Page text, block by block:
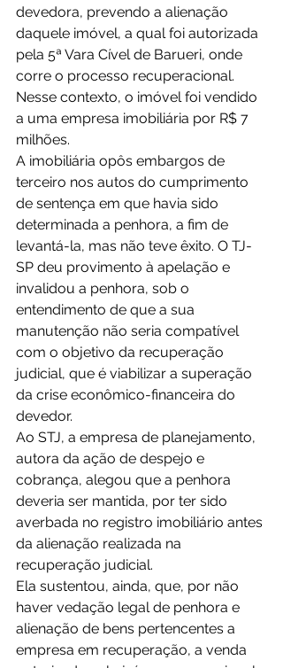
devedora, prevendo a alienação
daquele imóvel, a qual foi autorizada
pela 5ª Vara Cível de Barueri, onde
corre o processo recuperacional.
Nesse contexto, o imóvel foi vendido
a uma empresa imobiliária por R$ 7
milhões.
A imobiliária opôs embargos de
terceiro nos autos do cumprimento
de sentença em que havia sido
determinada a penhora, a fim de
levantá-la, mas não teve êxito. O TJ-
SP deu provimento à apelação e
invalidou a penhora, sob o
entendimento de que a sua
manutenção não seria compatível
com o objetivo da recuperação
judicial, que é viabilizar a superação
da crise econômico-financeira do
devedor.
Ao STJ, a empresa de planejamento,
autora da ação de despejo e
cobrança, alegou que a penhora
deveria ser mantida, por ter sido
averbada no registro imobiliário antes
da alienação realizada na
recuperação judicial.
Ela sustentou, ainda, que, por não
haver vedação legal de penhora e
alienação de bens pertencentes a
empresa em recuperação, a venda